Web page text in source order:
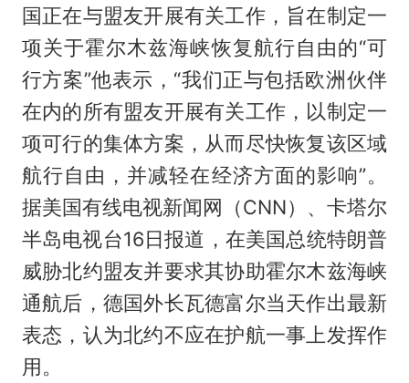
国正在与盟友开展有关工作，旨在制定一
项关于霍尔木兹海峡恢复航行自由的“可
行方案”他表示，“我们正与包括欧洲伙伴
在内的所有盟友开展有关工作，以制定一
项可行的集体方案，从而尽快恢复该区域
航行自由，并减轻在经济方面的影响”。
据美国有线电视新闻网（CNN）、卡塔尔
半岛电视台16日报道，在美国总统特朗普
威胁北约盟友并要求其协助霍尔木兹海峡
通航后，德国外长瓦德富尔当天作出最新
表态，认为北约不应在护航一事上发挥作
用。